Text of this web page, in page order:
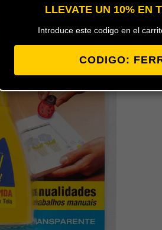
de
LLEVATE UN 10% EN
Introduce este codigo en el
CODIGO: